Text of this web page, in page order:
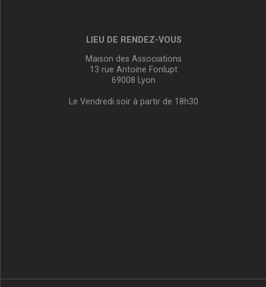
LIEU DE RENDEZ-VOUS
Maison des Associations
13 rue Antoine Fonlupt
69008 Lyon
Le Vendredi soir à partir de 18h30